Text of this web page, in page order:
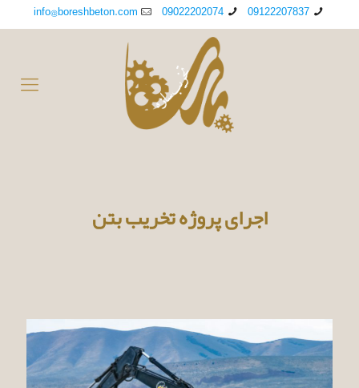
09122207837
09022202074
info@boreshbeton.com
اجرای پروژه تخریب بتن